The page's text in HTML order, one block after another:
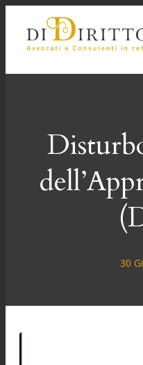
contenuto
30